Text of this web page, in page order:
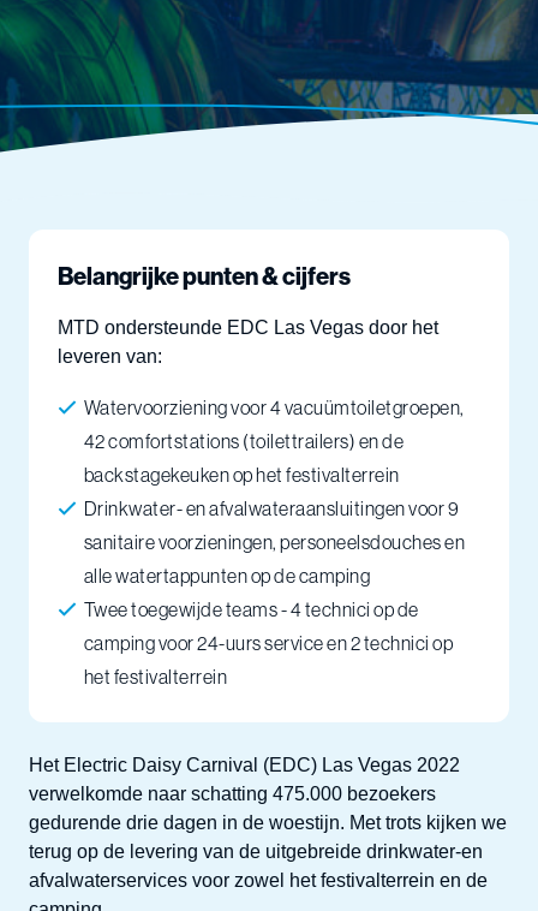
Het Electric Daisy Carnival (EDC) Las Vegas 2022
verwelkomde naar schatting 475.000 bezoekers
gedurende drie dagen in de woestijn. Met trots kijken we
terug op de levering van de uitgebreide drinkwater-en
afvalwaterservices voor zowel het festivalterrein en de
Belangrijke punten & cijfers
MTD ondersteunde EDC Las Vegas door het
leveren van:
Watervoorziening voor 4 vacuümtoiletgroepen,
42 comfortstations (toilettrailers) en de
backstagekeuken op het festivalterrein
Drinkwater- en afvalwateraansluitingen voor 9
sanitaire voorzieningen, personeelsdouches en
alle watertappunten op de camping
Twee toegewijde teams - 4 technici op de
camping voor 24-uurs service en 2 technici op
het festivalterrein